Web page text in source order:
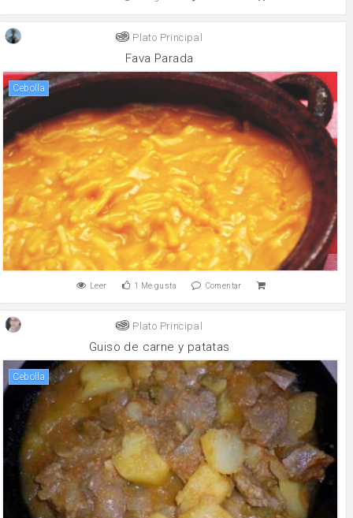
Plato Principal
Fava Parada
cebolla
Leer 1 Me gusta Comentar
Plato Principal
Guiso de carne y patatas
cebolla